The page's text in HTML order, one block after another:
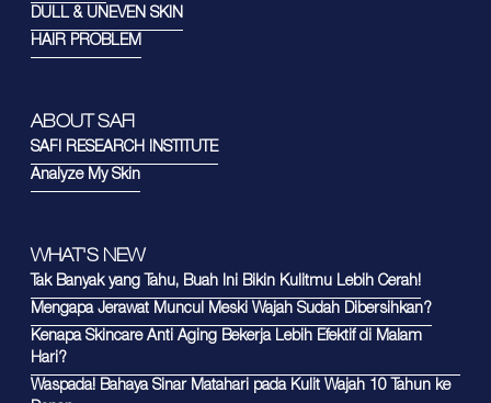
DULL & UNEVEN SKIN
HAIR PROBLEM
ABOUT SAFI
SAFI RESEARCH INSTITUTE
Analyze My Skin
WHAT'S NEW
Tak Banyak yang Tahu, Buah Ini Bikin Kulitmu Lebih Cerah!
Mengapa Jerawat Muncul Meski Wajah Sudah Dibersihkan?
Kenapa Skincare Anti Aging Bekerja Lebih Efektif di Malam
Hari?
Waspada! Bahaya Sinar Matahari pada Kulit Wajah 10 Tahun ke